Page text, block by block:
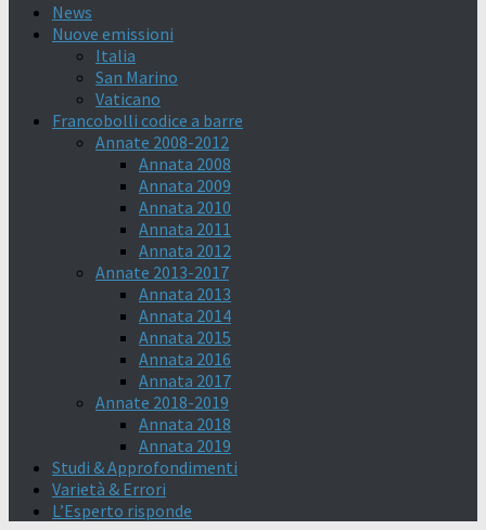
News
Nuove emissioni
Italia
San Marino
Vaticano
Francobolli codice a barre
Annate 2008-2012
Annata 2008
Annata 2009
Annata 2010
Annata 2011
Annata 2012
Annate 2013-2017
Annata 2013
Annata 2014
Annata 2015
Annata 2016
Annata 2017
Annate 2018-2019
Annata 2018
Annata 2019
Studi & Approfondimenti
Varietà & Errori
L’Esperto risponde